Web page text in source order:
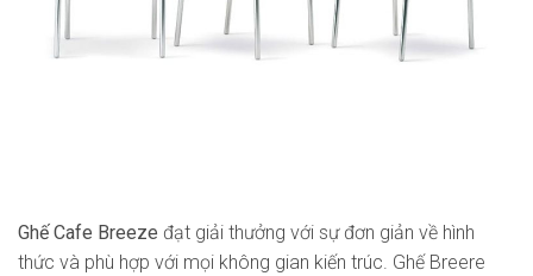
Ghế Cafe Breeze đạt giải thưởng với sự đơn giản về hình
thức và phù hợp với mọi không gian kiến trúc. Ghế Breere